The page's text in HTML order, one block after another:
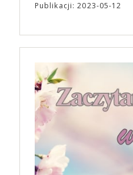
Publikacji: 2023-05-12